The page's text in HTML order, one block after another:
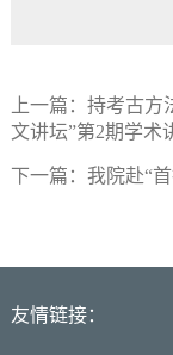
上一篇： 持考古方
文讲坛”第2期学术
下一篇： 我院赴“
友情链接：